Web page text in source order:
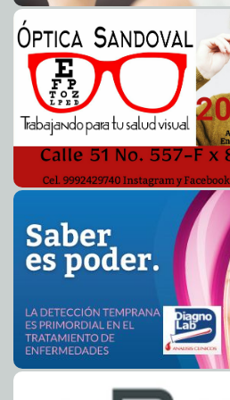
para desarrollo turístico de la zona Puuc
2020-07-20 09:17:01 Pide Cecilia Patrón
19 Javier W. López Madera
2020-07-18 15:03:08 En agosto reabriría al
desnivel de la Prolongación de Montejo
2020-07-18 14:51:47 El alcalde Renán Barrera,
inicia acciones para modificar el Plan
2021 Jorge Armando León Borges
2020-07-18 14:49:00 Mérida sigue avanzando
desafíos, subraya el alcalde Renán
2020-07-18 14:37:26 Pandemia del Covid-19
agosto de 2021 A7
Apps de acoso
Claudia Sofía Gómez Infante
2020-07-18 13:06:51 Bolivia autoriza el
Covid-19 A7
2020-07-18 12:17:41 Dióxido de cloro aporta
2020-07-16 09:10:51 Cirugías 360°, el futuro
2020-07-16 08:46:53 Impulsan
discapacidad motriz
Funerarias establecidas